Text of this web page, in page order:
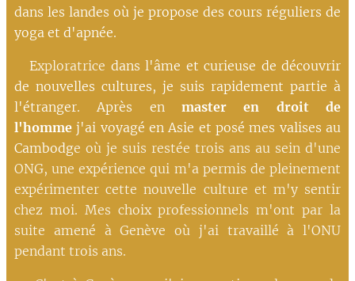
dans les landes où je propose des cours réguliers de
yoga et d'apnée.
Exploratrice dans l'âme et curieuse de découvrir
de nouvelles cultures, je suis rapidement partie à
l'étranger. Après en master en droit de
l'hommej'ai voyagé en Asie et posé mes valises au
Cambodge où je suis restée trois ans au sein d'une
ONG, une expérience qui m'a permis de pleinement
expérimenter cette nouvelle culture et m'y sentir
chez moi. Mes choix professionnels m'ont par la
suite amené à Genève où j'ai travaillé à l'ONU
pendant trois ans.